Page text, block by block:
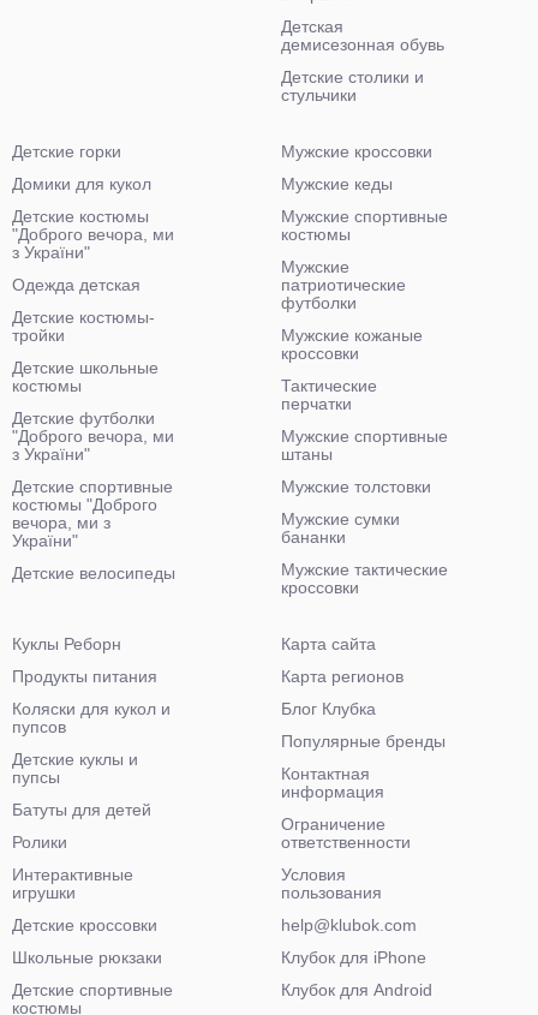
Детская
демисезонная обувь
Детские столики и
стульчики
Детские горки
Домики для кукол
Детские костюмы
"Доброго вечора, ми
з України"
Одежда детская
Детские костюмы-
тройки
Детские школьные
костюмы
Детские футболки
"Доброго вечора, ми
з України"
Детские спортивные
костюмы "Доброго
вечора, ми з
України"
Детские велосипеды
Мужские кроссовки
Мужские кеды
Мужские спортивные
костюмы
Мужские
патриотические
футболки
Мужские кожаные
кроссовки
Тактические
перчатки
Мужские спортивные
штаны
Мужские толстовки
Мужские сумки
бананки
Мужские тактические
кроссовки
Куклы Реборн
Продукты питания
Коляски для кукол и
пупсов
Детские куклы и
пупсы
Батуты для детей
Ролики
Интерактивные
игрушки
Детские кроссовки
Школьные рюкзаки
Детские спортивные
костюмы
Карта сайта
Карта регионов
Блог Клубка
Популярные бренды
Контактная
информация
Ограничение
ответственности
Условия
пользования
help@klubok.com
Клубок для iPhone
Клубок для Android